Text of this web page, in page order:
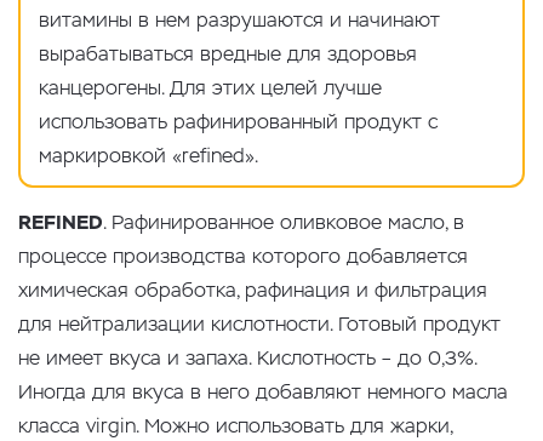
витамины в нем разрушаются и начинают
вырабатываться вредные для здоровья
канцерогены. Для этих целей лучше
использовать рафинированный продукт с
маркировкой «refined».
REFINED. Рафинированное оливковое масло, в
процессе производства которого добавляется
химическая обработка, рафинация и фильтрация
для нейтрализации кислотности. Готовый продукт
не имеет вкуса и запаха. Кислотность – до 0,3%.
Иногда для вкуса в него добавляют немного масла
класса virgin. Можно использовать для жарки,